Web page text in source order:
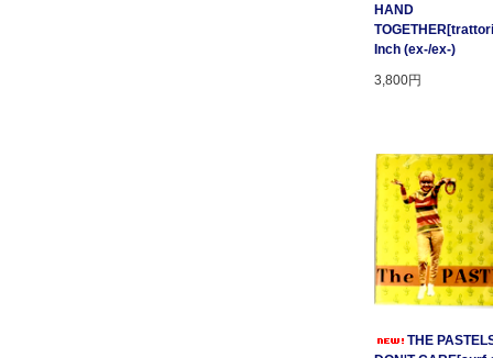
HAND
Inch (ex-/ex-)
3,800円
THE